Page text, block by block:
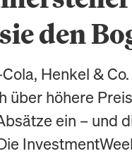
den
Henkel &
über höhere
ein – und